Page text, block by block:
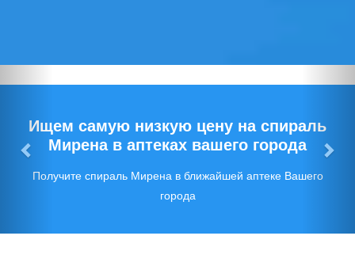
Ищем самую низкую цену на спираль
Мирена в аптеках вашего города
Получите спираль Мирена в ближайшей аптеке Вашего
города